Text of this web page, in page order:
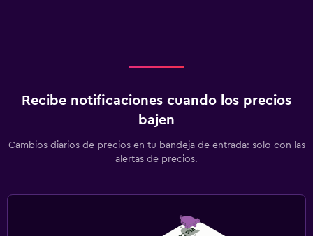
Recibe notificaciones cuando los precios
bajen
Cambios diarios de precios en tu bandeja de entrada: solo con las
alertas de precios.